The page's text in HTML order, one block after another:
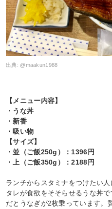
出典: @maakun1988
【メニュー内容】
・うな丼
・新香
・吸い物
【サイズ】
・並（ご飯250g）：1396円
・上（ご飯350g）：2188円
ランチからスタミナをつけたい
タレが食欲をそそらせるうな丼
だとうなぎが2枚乗っています。